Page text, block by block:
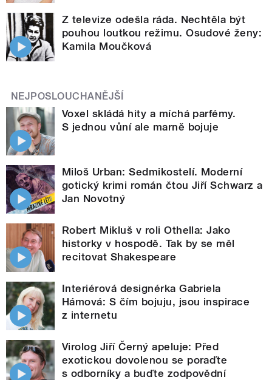
Z televize odešla ráda. Nechtěla být
pouhou loutkou režimu. Osudové ženy:
Kamila Moučková
NEJPOSLOUCHANĚJŠÍ
Voxel skládá hity a míchá parfémy.
S jednou vůní ale marně bojuje
Miloš Urban: Sedmikostelí. Moderní
gotický krimi román čtou Jiří Schwarz a
Jan Novotný
Robert Mikluš v roli Othella: Jako
historky v hospodě. Tak by se měl
recitovat Shakespeare
Interiérová designérka Gabriela
Hámová: S čím bojuju, jsou inspirace
z internetu
Virolog Jiří Černý apeluje: Před
exotickou dovolenou se poraďte
s odborníky a buďte zodpovědní